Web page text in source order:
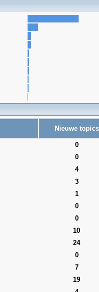
Nieuwe topics
0
0
4
3
1
0
0
10
24
0
7
19